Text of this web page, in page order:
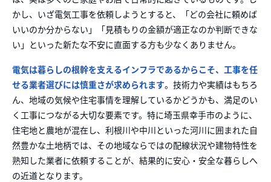
かし、いざ電気工事を依頼しようとすると、「どの会社に頼めば
いいのか分からない」「見積もりの金額が適正なのか判断できな
い」といった新たな不安に直面する方も少なくありません。
電気は暮らしの根幹を支えるインフラであるからこそ、工事を任
せる業者選びには慎重さが求められます。技術力や実績はもちろ
ん、地域の気候や住宅事情を理解しているかどうかも、満足のい
く工事につながる大切な要素です。特に埼玉県幸手市のよ うに、
住宅地と農地が混在し、利根川や中川といった河川に囲まれた自
然豊かな土地柄では、その地域ならではの配線状況や建物特性を
熟知した業者に依頼することが、結果的に安心・安全な暮らしへ
の近道となります。